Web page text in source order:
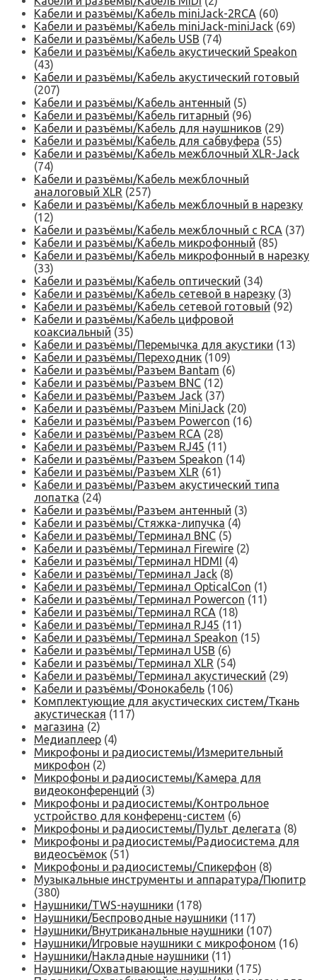
Кабели и разъёмы/Кабель miniJack-2RCA (60)
Кабели и разъёмы/Кабель miniJack-miniJack (69)
Кабели и разъёмы/Кабель USB (74)
Кабели и разъёмы/Кабель акустический Speakon
(43)
Кабели и разъёмы/Кабель акустический готовый
(207)
Кабели и разъёмы/Кабель антенный (5)
Кабели и разъёмы/Кабель гитарный (96)
Кабели и разъёмы/Кабель для наушников (29)
Кабели и разъёмы/Кабель для сабвуфера (55)
Кабели и разъёмы/Кабель межблочный XLR-Jack
(74)
Кабели и разъёмы/Кабель межблочный
аналоговый XLR (257)
Кабели и разъёмы/Кабель межблочный в нарезку
(12)
Кабели и разъёмы/Кабель межблочный с RCA (37)
Кабели и разъёмы/Кабель микрофонный (85)
Кабели и разъёмы/Кабель микрофонный в нарезку
(33)
Кабели и разъёмы/Кабель оптический (34)
Кабели и разъёмы/Кабель сетевой в нарезку (3)
Кабели и разъёмы/Кабель сетевой готовый (92)
Кабели и разъёмы/Кабель цифровой
коаксиальный (35)
Кабели и разъёмы/Перемычка для акустики (13)
Кабели и разъёмы/Переходник (109)
Кабели и разъёмы/Разъем Bantam (6)
Кабели и разъёмы/Разъем BNC (12)
Кабели и разъёмы/Разъем Jack (37)
Кабели и разъёмы/Разъем MiniJack (20)
Кабели и разъёмы/Разъем Powercon (16)
Кабели и разъёмы/Разъем RCA (28)
Кабели и разъёмы/Разъем RJ45 (11)
Кабели и разъёмы/Разъем Speakon (14)
Кабели и разъёмы/Разъем XLR (61)
Кабели и разъёмы/Разъем акустический типа
лопатка (24)
Кабели и разъёмы/Разъем антенный (3)
Кабели и разъёмы/Стяжка-липучка (4)
Кабели и разъёмы/Терминал BNC (5)
Кабели и разъёмы/Терминал Firewire (2)
Кабели и разъёмы/Терминал HDMI (4)
Кабели и разъёмы/Терминал Jack (8)
Кабели и разъёмы/Терминал OpticalCon (1)
Кабели и разъёмы/Терминал Powercon (11)
Кабели и разъёмы/Терминал RCA (18)
Кабели и разъёмы/Терминал RJ45 (11)
Кабели и разъёмы/Терминал Speakon (15)
Кабели и разъёмы/Терминал USB (6)
Кабели и разъёмы/Терминал XLR (54)
Кабели и разъёмы/Терминал акустический (29)
Кабели и разъёмы/Фонокабель (106)
Комплектующие для акустических систем/Ткань
акустическая (117)
магазина (2)
Медиаплеер (4)
Микрофоны и радиосистемы/Измерительный
микрофон (2)
Микрофоны и радиосистемы/Камера для
видеоконференций (3)
Микрофоны и радиосистемы/Контрольное
устройство для конференц-систем (6)
Микрофоны и радиосистемы/Пульт делегата (8)
Микрофоны и радиосистемы/Радиосистема для
видеосъёмок (51)
Микрофоны и радиосистемы/Спикерфон (8)
Музыкальные инструменты и аппаратура/Пюпитр
(380)
Наушники/TWS-наушники (178)
Наушники/Беспроводные наушники (117)
Наушники/Внутриканальные наушники (107)
Наушники/Игровые наушники с микрофоном (16)
Наушники/Накладные наушники (11)
Наушники/Охватывающие наушники (175)